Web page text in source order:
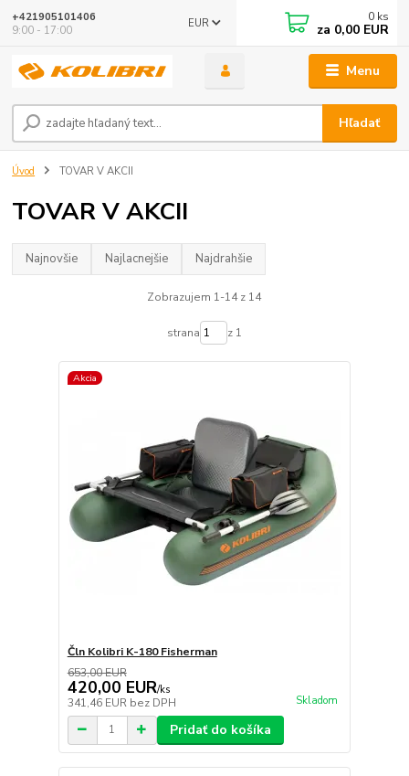
Menu
EUR
Hľadať
+421905101406
9:00 - 17:00
0 ks
za 0,00 EUR
Úvod TOVAR V AKCII
TOVAR V AKCII
Najnovšie Najlacnejšie Najdrahšie
Zobrazujem 1-14 z 14
strana z 1
Akcia
Čln Kolibri K-180 Fisherman
653,00 EUR
420,00 EUR/ks
341,46 EUR bez DPH Skladom
Pridať do košíka